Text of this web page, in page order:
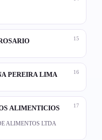
15
16
PEREIRA LIMA
17
ALIMENTICIOS
ALIMENTOS LTDA